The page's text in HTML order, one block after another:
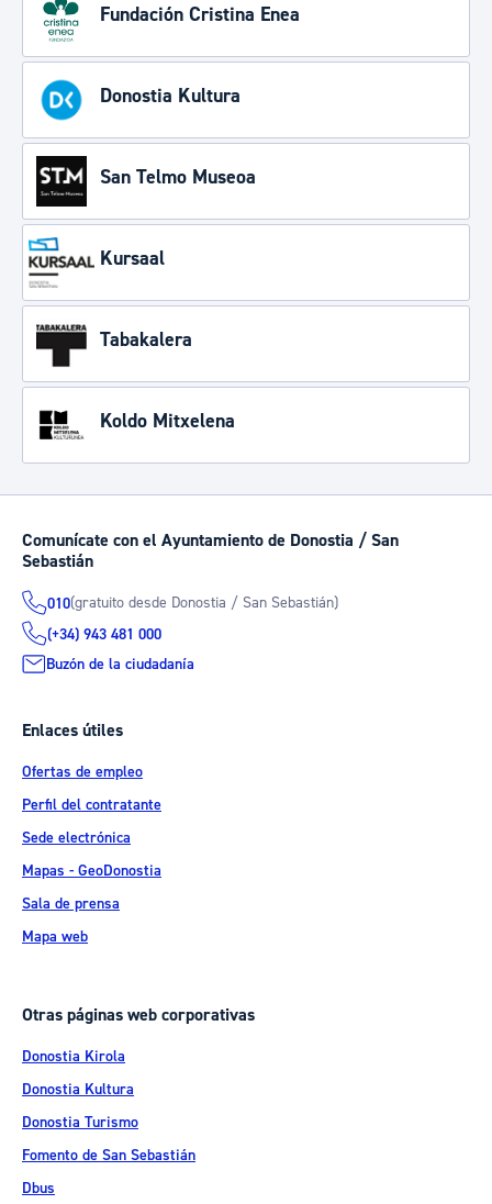
Fundación Cristina Enea
Donostia Kultura
San Telmo Museoa
Kursaal
Tabakalera
Koldo Mitxelena
Comunícate con el Ayuntamiento de Donostia / San
Sebastián
010(gratuito desde Donostia / San Sebastián)
(+34) 943 481 000
Buzón de la ciudadanía
Enlaces útiles
Ofertas de empleo
Perfil del contratante
Sede electrónica
Mapas - GeoDonostia
Sala de prensa
Mapa web
Otras páginas web corporativas
Donostia Kirola
Donostia Kultura
Donostia Turismo
Fomento de San Sebastián
Dbus